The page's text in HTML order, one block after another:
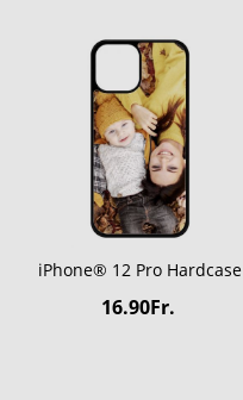
iPhone® 12 Pro Hardcase
16.90Fr.